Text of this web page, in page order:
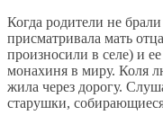
Когда родители не
присматривала мать
произносили в селе) и
монахиня в миру. Коля
жила через дорогу.
старушки,